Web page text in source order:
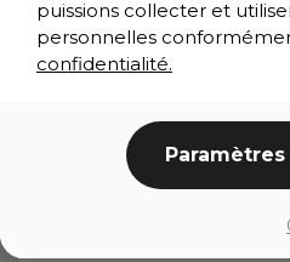
TRIATHLON
Essuie-pieds/
puissions collecter et
personnelles
confidentialité.
Paramètres